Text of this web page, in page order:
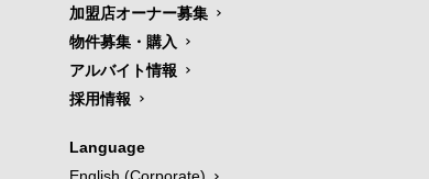
加盟店オーナー募集
物件募集・購入
アルバイト情報
採用情報
Language